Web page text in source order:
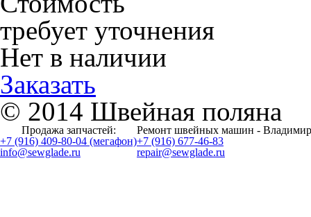
требует уточнения
Нет в наличии
Заказать
© 2014 Швейная поляна
Продажа запчастей:
Ремонт швейных машин -
+7 (916) 409-80-04 (мегафон)
info@sewglade.ru
+7 (916) 677-46-83
repair@sewglade.ru